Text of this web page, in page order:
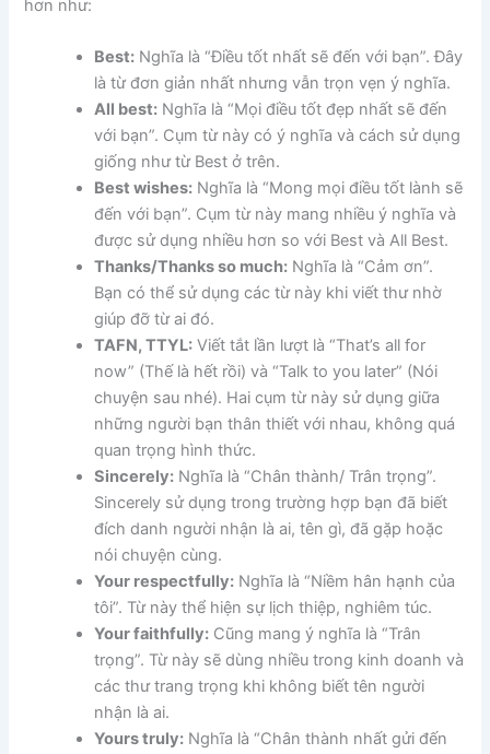
hơn như:
Best: Nghĩa là “Điều tốt nhất sẽ đến với bạn”. Đây
là từ đơn giản nhất nhưng vẫn trọn vẹn ý nghĩa.
All best: Nghĩa là “Mọi điều tốt đẹp nhất sẽ đến
với bạn”. Cụm từ này có ý nghĩa và cách sử dụng
giống như từ Best ở trên.
Best wishes: Nghĩa là “Mong mọi điều tốt lành sẽ
đến với bạn”. Cụm từ này mang nhiều ý nghĩa và
được sử dụng nhiều hơn so với Best và All Best.
Thanks/Thanks so much: Nghĩa là “Cảm ơn”.
Bạn có thể sử dụng các từ này khi viết thư nhờ
giúp đỡ từ ai đó.
TAFN, TTYL: Viết tắt lần lượt là “That’s all for
now” (Thế là hết rồi) và “Talk to you later” (Nói
chuyện sau nhé). Hai cụm từ này sử dụng giữa
những người bạn thân thiết với nhau, không quá
quan trọng hình thức.
Sincerely: Nghĩa là “Chân thành/ Trân trọng”.
Sincerely sử dụng trong trường hợp bạn đã biết
đích danh người nhận là ai, tên gì, đã gặp hoặc
nói chuyện cùng.
Your respectfully: Nghĩa là “Niềm hân hạnh của
tôi”. Từ này thể hiện sự lịch thiệp, nghiêm túc.
Your faithfully: Cũng mang ý nghĩa là “Trân
trọng”. Từ này sẽ dùng nhiều trong kinh doanh và
các thư trang trọng khi không biết tên người
nhận là ai.
Yours truly: Nghĩa là “Chân thành nhất gửi đến